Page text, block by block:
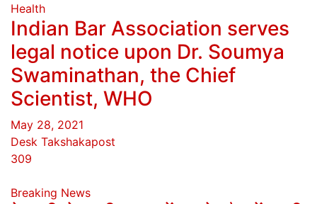
Health
Indian Bar Association serves
legal notice upon Dr. Soumya
Swaminathan, the Chief
Scientist, WHO
May 28, 2021
Desk Takshakapost
309
Breaking News